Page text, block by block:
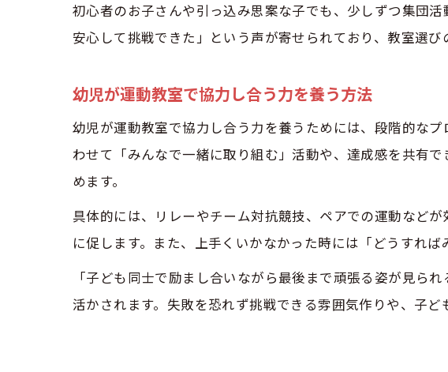
初心者のお子さんや引っ込み思案な子でも、少しずつ集団
安心して挑戦できた」という声が寄せられており、教室選
幼児が運動教室で協力し合う力を養う方法
幼児が運動教室で協力し合う力を養うためには、段階的な
わせて「みんなで一緒に取り組む」活動や、達成感を共有
めます。
具体的には、リレーやチーム対抗競技、ペアでの運動など
に促します。また、上手くいかなかった時には「どうすれ
「子ども同士で励まし合いながら最後まで頑張る姿が見ら
活かされます。失敗を恐れず挑戦できる雰囲気作りや、子